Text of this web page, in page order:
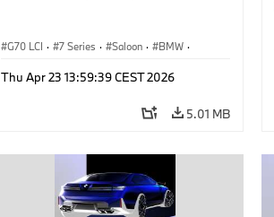
G70 LCI · 7 Series · Saloon · BMW ·
Thu Apr 23 13:59:39 CEST 2026
5.01 MB